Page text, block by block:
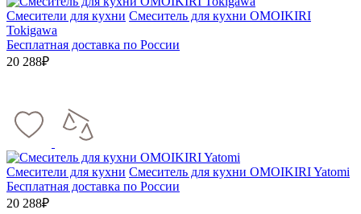
Смесители для кухни Смеситель для кухни OMOIKIRI
Tokigawa
Бесплатная доставка по России
20 288₽
Смесители для кухни Смеситель для кухни OMOIKIRI Yatomi
Бесплатная доставка по России
20 288₽